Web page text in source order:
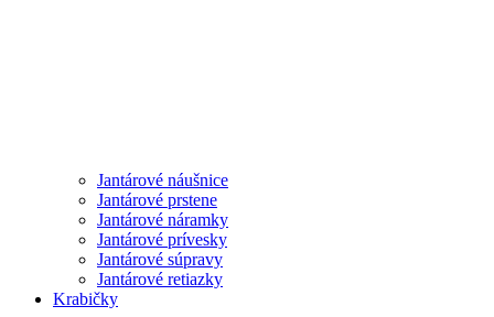
Jantárové náušnice
Jantárové prstene
Jantárové náramky
Jantárové prívesky
Jantárové súpravy
Jantárové retiazky
Krabičky